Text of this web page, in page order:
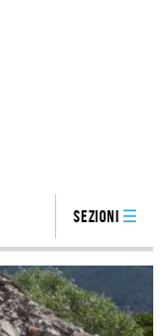
Sezioni